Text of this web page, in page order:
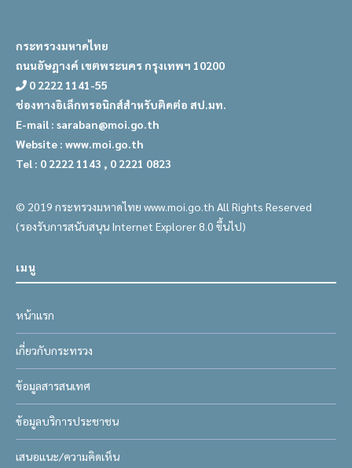
กระทรวงมหาดไทย
ถนนอัษฎางค์ เขตพระนคร กรุงเทพฯ 10200
0 2222 1141-55
ช่องทางอิเล็กทรอนิกส์สำหรับติดต่อ สป.มท.
E-mail : saraban@moi.go.th
Website : www.moi.go.th
Tel : 0 2222 1143 , 0 2221 0823
© 2019 กระทรวงมหาดไทย www.moi.go.th All Rights Reserved
(รองรับการสนับสนุน Internet Explorer 8.0 ขึ้นไป)
เมนู
หน้าแรก
เกี่ยวกับกระทรวง
ข้อมูลสารสนเทศ
ข้อมูลบริการประชาชน
เสนอแนะ/ความคิดเห็น